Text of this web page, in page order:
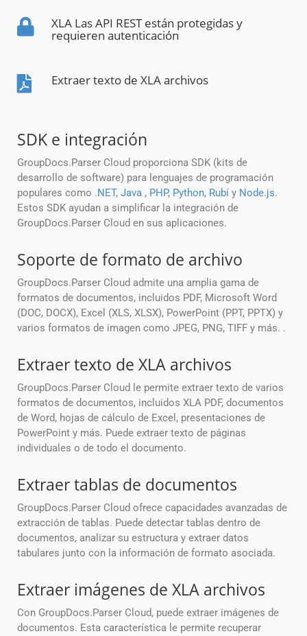
XLA Las API REST están protegidas y
requieren autenticación
Extraer texto de XLA archivos
SDK e integración
GroupDocs.Parser Cloud proporciona SDK (kits de
desarrollo de software) para lenguajes de programación
populares como .NET, Java , PHP, Python, Rubí y Node.js.
Estos SDK ayudan a simplificar la integración de
GroupDocs.Parser Cloud en sus aplicaciones.
Soporte de formato de archivo
GroupDocs.Parser Cloud admite una amplia gama de
formatos de documentos, incluidos PDF, Microsoft Word
(DOC, DOCX), Excel (XLS, XLSX), PowerPoint (PPT, PPTX) y
varios formatos de imagen como JPEG, PNG, TIFF y más. .
Extraer texto de XLA archivos
GroupDocs.Parser Cloud le permite extraer texto de varios
formatos de documentos, incluidos XLA PDF, documentos
de Word, hojas de cálculo de Excel, presentaciones de
PowerPoint y más. Puede extraer texto de páginas
individuales o de todo el documento.
Extraer tablas de documentos
GroupDocs.Parser Cloud ofrece capacidades avanzadas de
extracción de tablas. Puede detectar tablas dentro de
documentos, analizar su estructura y extraer datos
tabulares junto con la información de formato asociada.
Extraer imágenes de XLA archivos
Con GroupDocs.Parser Cloud, puede extraer imágenes de
documentos. Esta característica le permite recuperar